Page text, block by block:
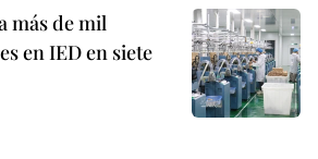
más de mil
en IED en siete